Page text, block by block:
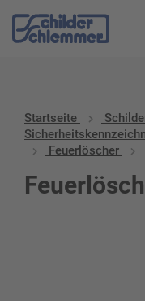
Startseite
Feuerlöscher